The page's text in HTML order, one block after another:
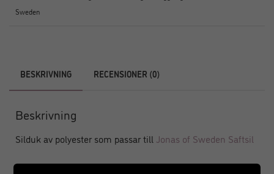
Sweden
BESKRIVNING RECENSIONER (0)
Beskrivning
Silduk av polyester som passar till Jonas of Sweden Saftsil